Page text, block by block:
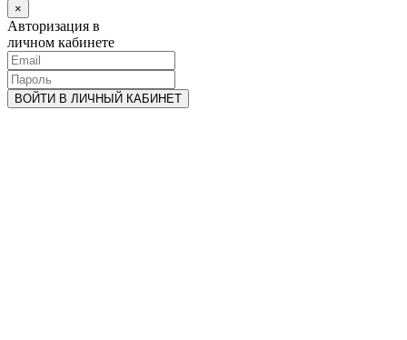
×
Авторизация в
личном кабинете